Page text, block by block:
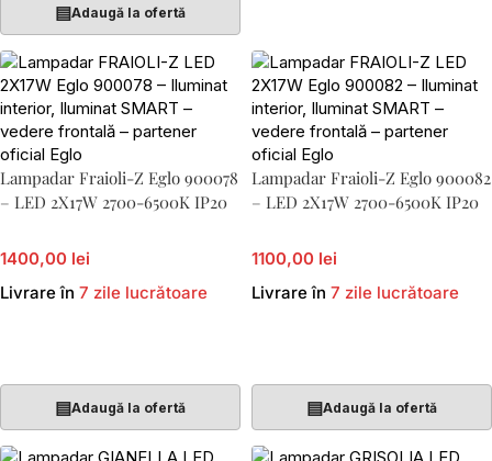
▤Adaugă la ofertă
Lampadar Fraioli-Z Eglo 900078
– LED 2X17W 2700-6500K IP20
1400,00 lei
Livrare în 7 zile lucrătoare
▤Adaugă la ofertă
Lampadar Fraioli-Z Eglo 900082
– LED 2X17W 2700-6500K IP20
1100,00 lei
Livrare în 7 zile lucrătoare
▤Adaugă la ofertă